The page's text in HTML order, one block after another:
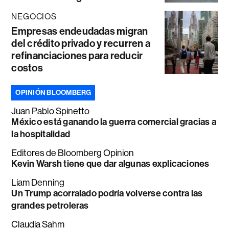
NEGOCIOS
Empresas endeudadas migran
del crédito privado y recurren a
refinanciaciones para reducir
costos
OPINIÓN BLOOMBERG
Juan Pablo Spinetto
México está ganando la guerra comercial gracias a
la hospitalidad
Editores de Bloomberg Opinion
Kevin Warsh tiene que dar algunas explicaciones
Liam Denning
Un Trump acorralado podría volverse contra las
grandes petroleras
Claudia Sahm